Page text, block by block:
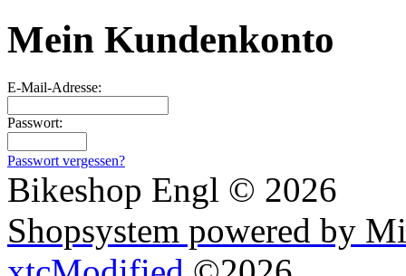
Mein Kundenkonto
E-Mail-Adresse:
Passwort:
Passwort vergessen?
Bikeshop Engl © 2026
Shopsystem powered by